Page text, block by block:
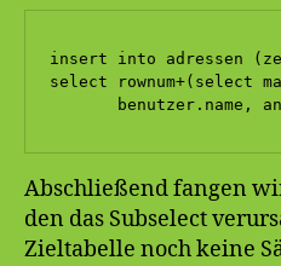
insert into adressen
select rownum+(select
benutzer.name,
Abschließend fangen
den das Subselect
Zieltabelle noch keine